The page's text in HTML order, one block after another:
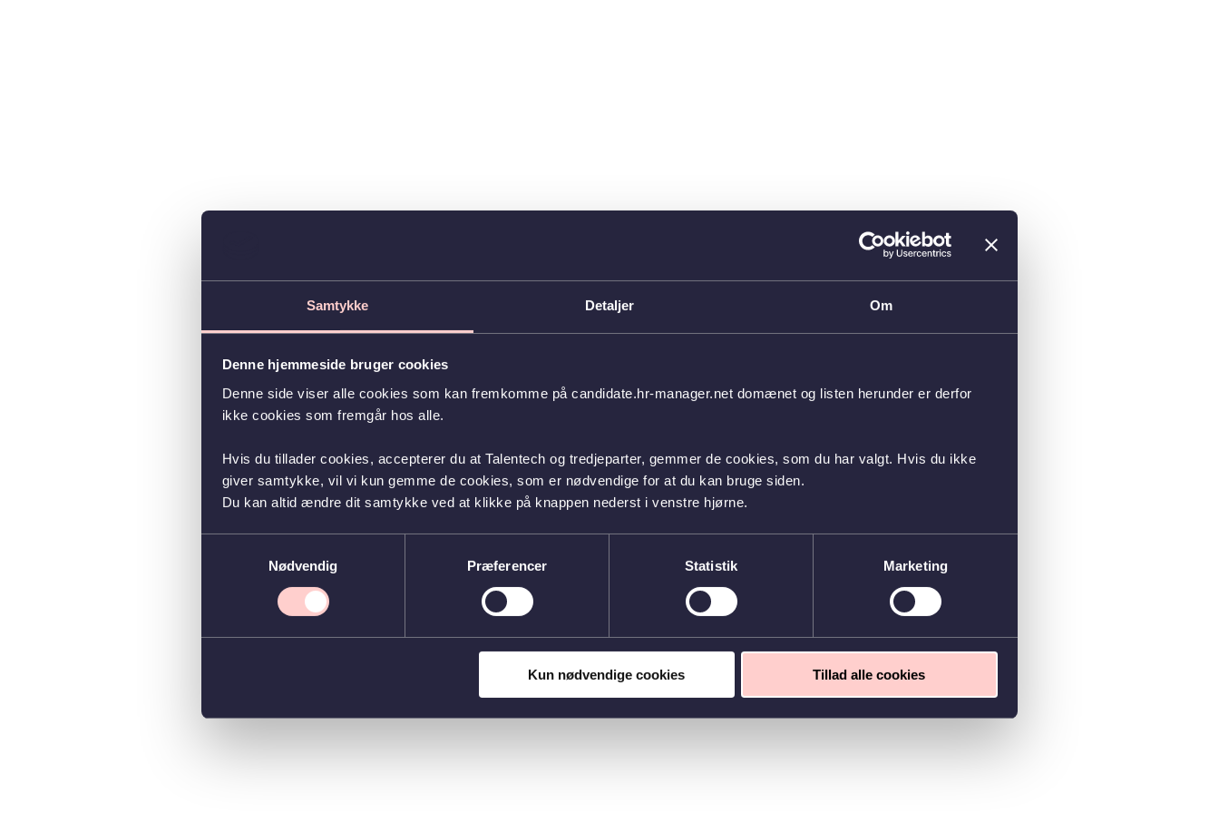
Samtykke Detaljer Om
Denne hjemmeside bruger cookies
Denne side viser alle cookies som kan fremkomme på candidate.hr-manager.net domænet og listen herunder er derfor
ikke cookies som fremgår hos alle.
Hvis du tillader cookies, accepterer du at Talentech og tredjeparter, gemmer de cookies, som du har valgt. Hvis du ikke
giver samtykke, vil vi kun gemme de cookies, som er nødvendige for at du kan bruge siden.
Du kan altid ændre dit samtykke ved at klikke på knappen nederst i venstre hjørne.
Nødvendig
Præferencer Statistik Marketing
Kun nødvendige cookies Tillad alle cookies